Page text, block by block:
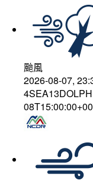
颱風
2026-08-07,